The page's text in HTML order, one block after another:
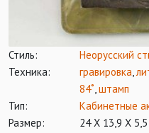
Стиль:
Неорусский
Техника:
гравировка,
84˚,штамп
Тип:
Кабинетные
Размер:
24 Х 13,9 Х